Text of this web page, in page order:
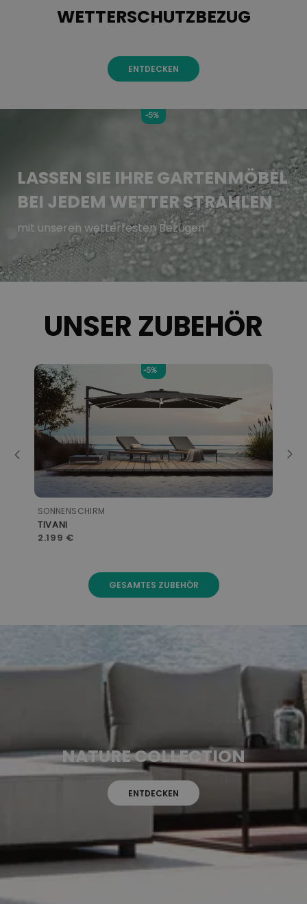
WETTERSCHUTZBEZUG
ENTDECKEN
-5%
LASSEN SIE IHRE GARTENMÖBEL
BEI JEDEM WETTER STRAHLEN
mit unseren wetterfesten Bezügen
UNSER ZUBEHÖR
-5%
TIVANI
SONNENSCHIRM
2.199 €
GESAMTES ZUBEHÖR
NATURE COLLECTION
ENTDECKEN